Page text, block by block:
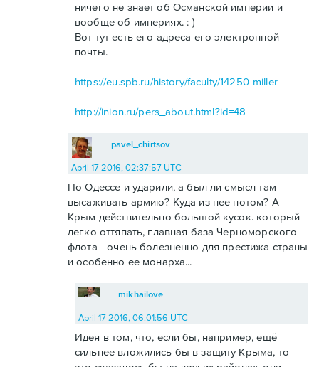
ничего не знает об Османской империи и
вообще об империях. :-)
Вот тут есть его адреса его электронной
почты.
https://eu.spb.ru/history/faculty/14250-miller
http://inion.ru/pers_about.html?id=48
pavel_chirtsov
April 17 2016, 02:37:57 UTC
По Одессе и ударили, а был ли смысл там
высаживать армию? Куда из нее потом? А
Крым действительно большой кусок. который
легко оттяпать, главная база Черноморского
флота - очень болезненно для престижа страны
и особенно ее монарха...
mikhailove
April 17 2016, 06:01:56 UTC
Идея в том, что, если бы, например, ещё
сильнее вложились бы в защиту Крыма, то